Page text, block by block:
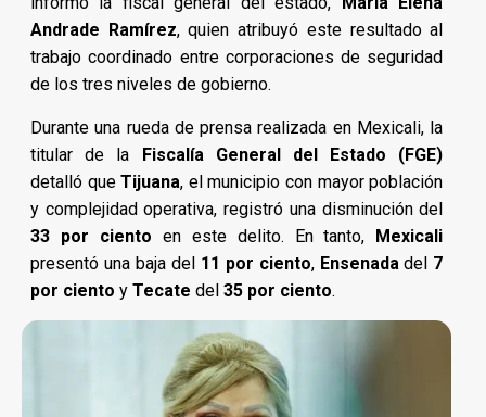
Andrade Ramírez, quien atribuyó este resultado al
trabajo coordinado entre corporaciones de seguridad
de los tres niveles de gobierno.
Durante una rueda de prensa realizada en Mexicali, la
titular de la Fiscalía General del Estado (FGE)
detalló queTijuana, el municipio con mayor población
y complejidad operativa, registró una disminución del
33 por ciento en este delito. En tanto, Mexicali
presentó una baja del 11 por ciento, Ensenada del 7
por ciento y Tecate del 35 por ciento.